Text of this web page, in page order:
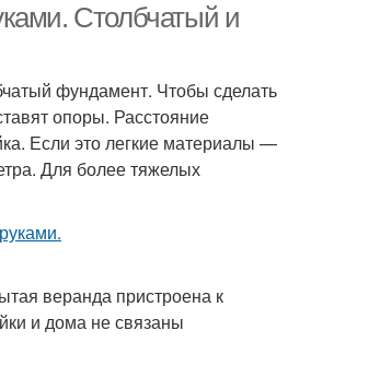
Столбчатый и
фундамент. Чтобы сделать
опоры. Расстояние
Если это легкие материалы —
Для более тяжелых
веранда пристроена к
и дома не связаны